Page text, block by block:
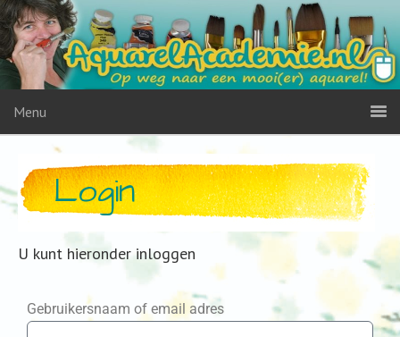
Menu
Login
U kunt hieronder inloggen
Gebruikersnaam of email adres